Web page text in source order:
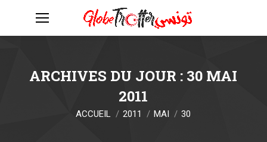
ARCHIVES DU JOUR : 30 MAI
2011
Vous êtes ici :ACCUEIL 2011 MAI 30